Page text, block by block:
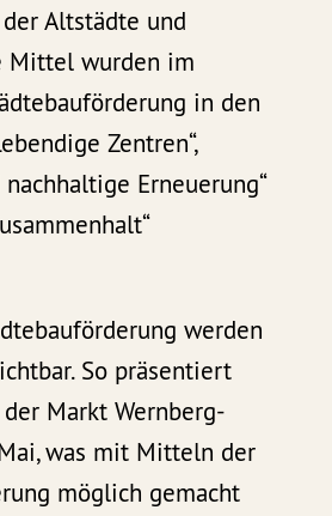
Altstädte und
Mittel wurden im
in den
Zentren“,
nachhaltige Erneuerung“
werden
So präsentiert
Markt Wernberg-
was mit Mitteln der
möglich gemacht